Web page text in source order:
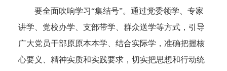
要全面吹响学习“集结号”。通过党委领学、专家
讲学、党校办学、支部带学、群众送学等方式，引导
广大党员干部原原本本学、结合实际学，准确把握核
心要义、精神实质和实践要求，切实把思想和行动统